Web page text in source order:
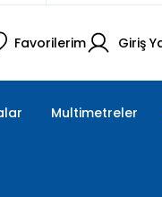
Favorilerim Giriş
Multimetreler